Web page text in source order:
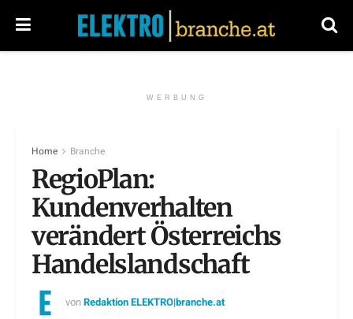
WERBUNG
Home Branche
RegioPlan:
Kundenverhalten
verändert Österreichs
Handelslandschaft
vonRedaktion ELEKTRO|branche.at